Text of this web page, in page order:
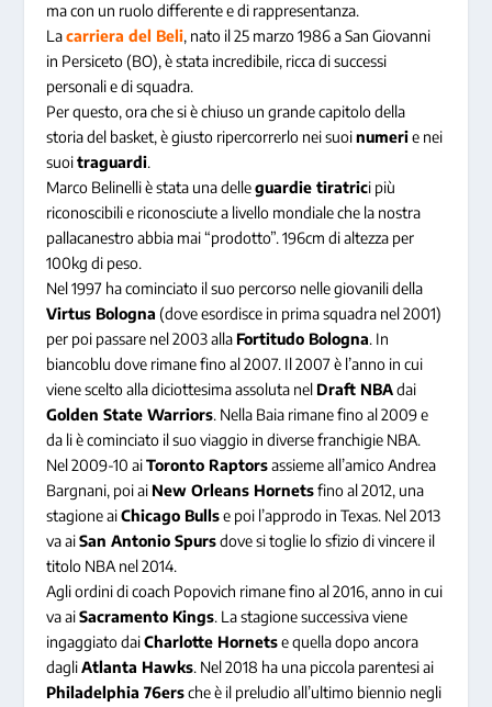
ma con un ruolo differente e di rappresentanza.
Lacarriera del Beli, nato il 25 marzo 1986 a San Giovanni
in Persiceto (BO), è stata incredibile, ricca di successi
personali e di squadra.
Per questo, ora che si è chiuso un grande capitolo della
storia del basket, è giusto ripercorrerlo nei suoinumerie nei
suoitraguardi.
Marco Belinelli è stata una delleguardie tiratrici più
riconoscibili e riconosciute a livello mondiale che la nostra
pallacanestro abbia mai “prodotto”. 196cm di altezza per
100kg di peso.
Nel 1997 ha cominciato il suo percorso nelle giovanili della
Virtus Bologna (dove esordisce in prima squadra nel 2001)
per poi passare nel 2003 alla Fortitudo Bologna. In
biancoblu dove rimane fino al 2007. Il 2007 è l’anno in cui
viene scelto alla diciottesima assoluta nel Draft NBAdai
Golden State Warriors. Nella Baia rimane fino al 2009 e
da li è cominciato il suo viaggio in diverse franchigie NBA.
Nel 2009-10 aiToronto Raptorsassieme all’amico Andrea
Bargnani, poi ai New Orleans Hornetsfino al 2012, una
stagione aiChicago Bullse poi l’approdo in Texas. Nel 2013
va aiSan Antonio Spursdove si toglie lo sfizio di vincere il
titolo NBA nel 2014.
Agli ordini di coach Popovich rimane fino al 2016, anno in cui
va aiSacramento Kings. La stagione successiva viene
ingaggiato daiCharlotte Hornetse quella dopo ancora
dagliAtlanta Hawks. Nel 2018 ha una piccola parentesi ai
Philadelphia 76ersche è il preludio all’ultimo biennio negli